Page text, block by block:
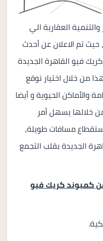
العقارية الي
تم الاعلان عن أحدث
فيو القاهرة الجديدة
من خلال اختيار نوقع
والأماكن الحيوية و أيضا
خلالها يسهل أمر
مسافات طويلة،
الجديدة بقلب التجمع
كمبوند كريك فيو